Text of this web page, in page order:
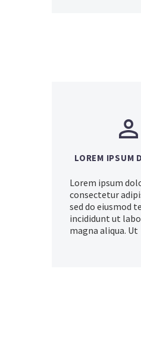


LOREM IPSUM
Lorem ipsum
consectetur
sed do eiusmod
incididunt ut
magna aliqua. Ut